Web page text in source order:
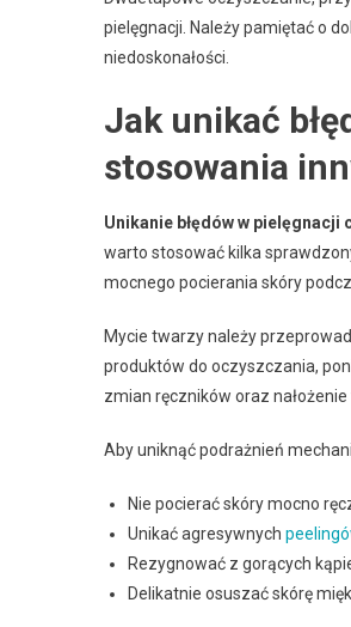
pielęgnacji. Należy pamiętać o
niedoskonałości.
Jak unikać
stosowania
Unikanie błędów w pielęgnacji
warto stosować kilka
mocnego pocierania skóry
Mycie twarzy należy
produktów do oczyszczania,
zmian ręczników oraz
Aby uniknąć podrażnień
Nie pocierać skóry mocno
Unikać agresywnych
Rezygnować z gorących
Delikatnie osuszać skórę